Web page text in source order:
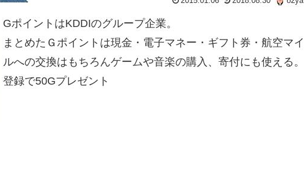
GポイントはKDDIのグループ企業。
まとめたＧポイントは現金・電子マネー・ギフト券・航空マイ
ルへの交換はもちろんゲームや音楽の購入、寄付にも使える。
登録で50Gプレゼント